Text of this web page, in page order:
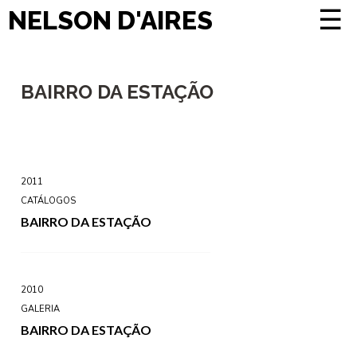
NELSON D'AIRES ☰
BAIRRO DA ESTAÇÃO
2011
CATÁLOGOS
BAIRRO DA ESTAÇÃO
2010
GALERIA
BAIRRO DA ESTAÇÃO